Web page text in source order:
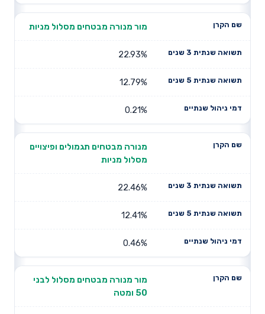
מור מנורה מבטחים מסלול מניות
22.93%
12.79%
0.21%
מנורה מבטחים תגמולים ופיצויים
מסלול מניות
22.46%
12.41%
0.46%
מור מנורה מבטחים מסלול לבני
50 ומטה